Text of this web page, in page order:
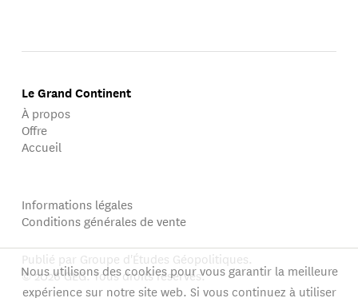
Le Grand Continent
À propos
Offre
Accueil
Informations légales
Conditions générales de vente
Publié par Groupe d'Études Géopolitiques.
© 2026 GEG. Tous droits réservés.
Nous utilisons des cookies pour vous garantir la meilleure
expérience sur notre site web. Si vous continuez à utiliser